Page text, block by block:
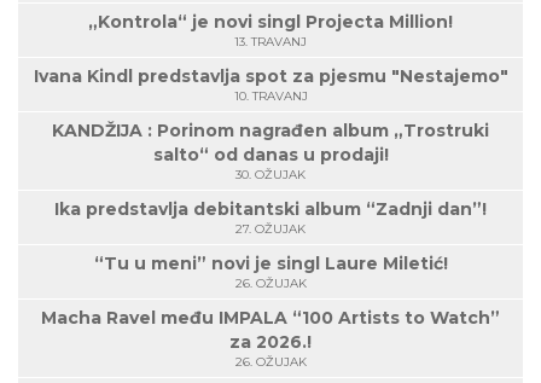
„Kontrola“ je novi singl Projecta Million!
13. TRAVANJ
Ivana Kindl predstavlja spot za pjesmu "Nestajemo"
10. TRAVANJ
KANDŽIJA : Porinom nagrađen album „Trostruki
salto“ od danas u prodaji!
30. OŽUJAK
Ika predstavlja debitantski album “Zadnji dan”!
27. OŽUJAK
“Tu u meni” novi je singl Laure Miletić!
26. OŽUJAK
Macha Ravel među IMPALA “100 Artists to Watch”
za 2026.!
26. OŽUJAK